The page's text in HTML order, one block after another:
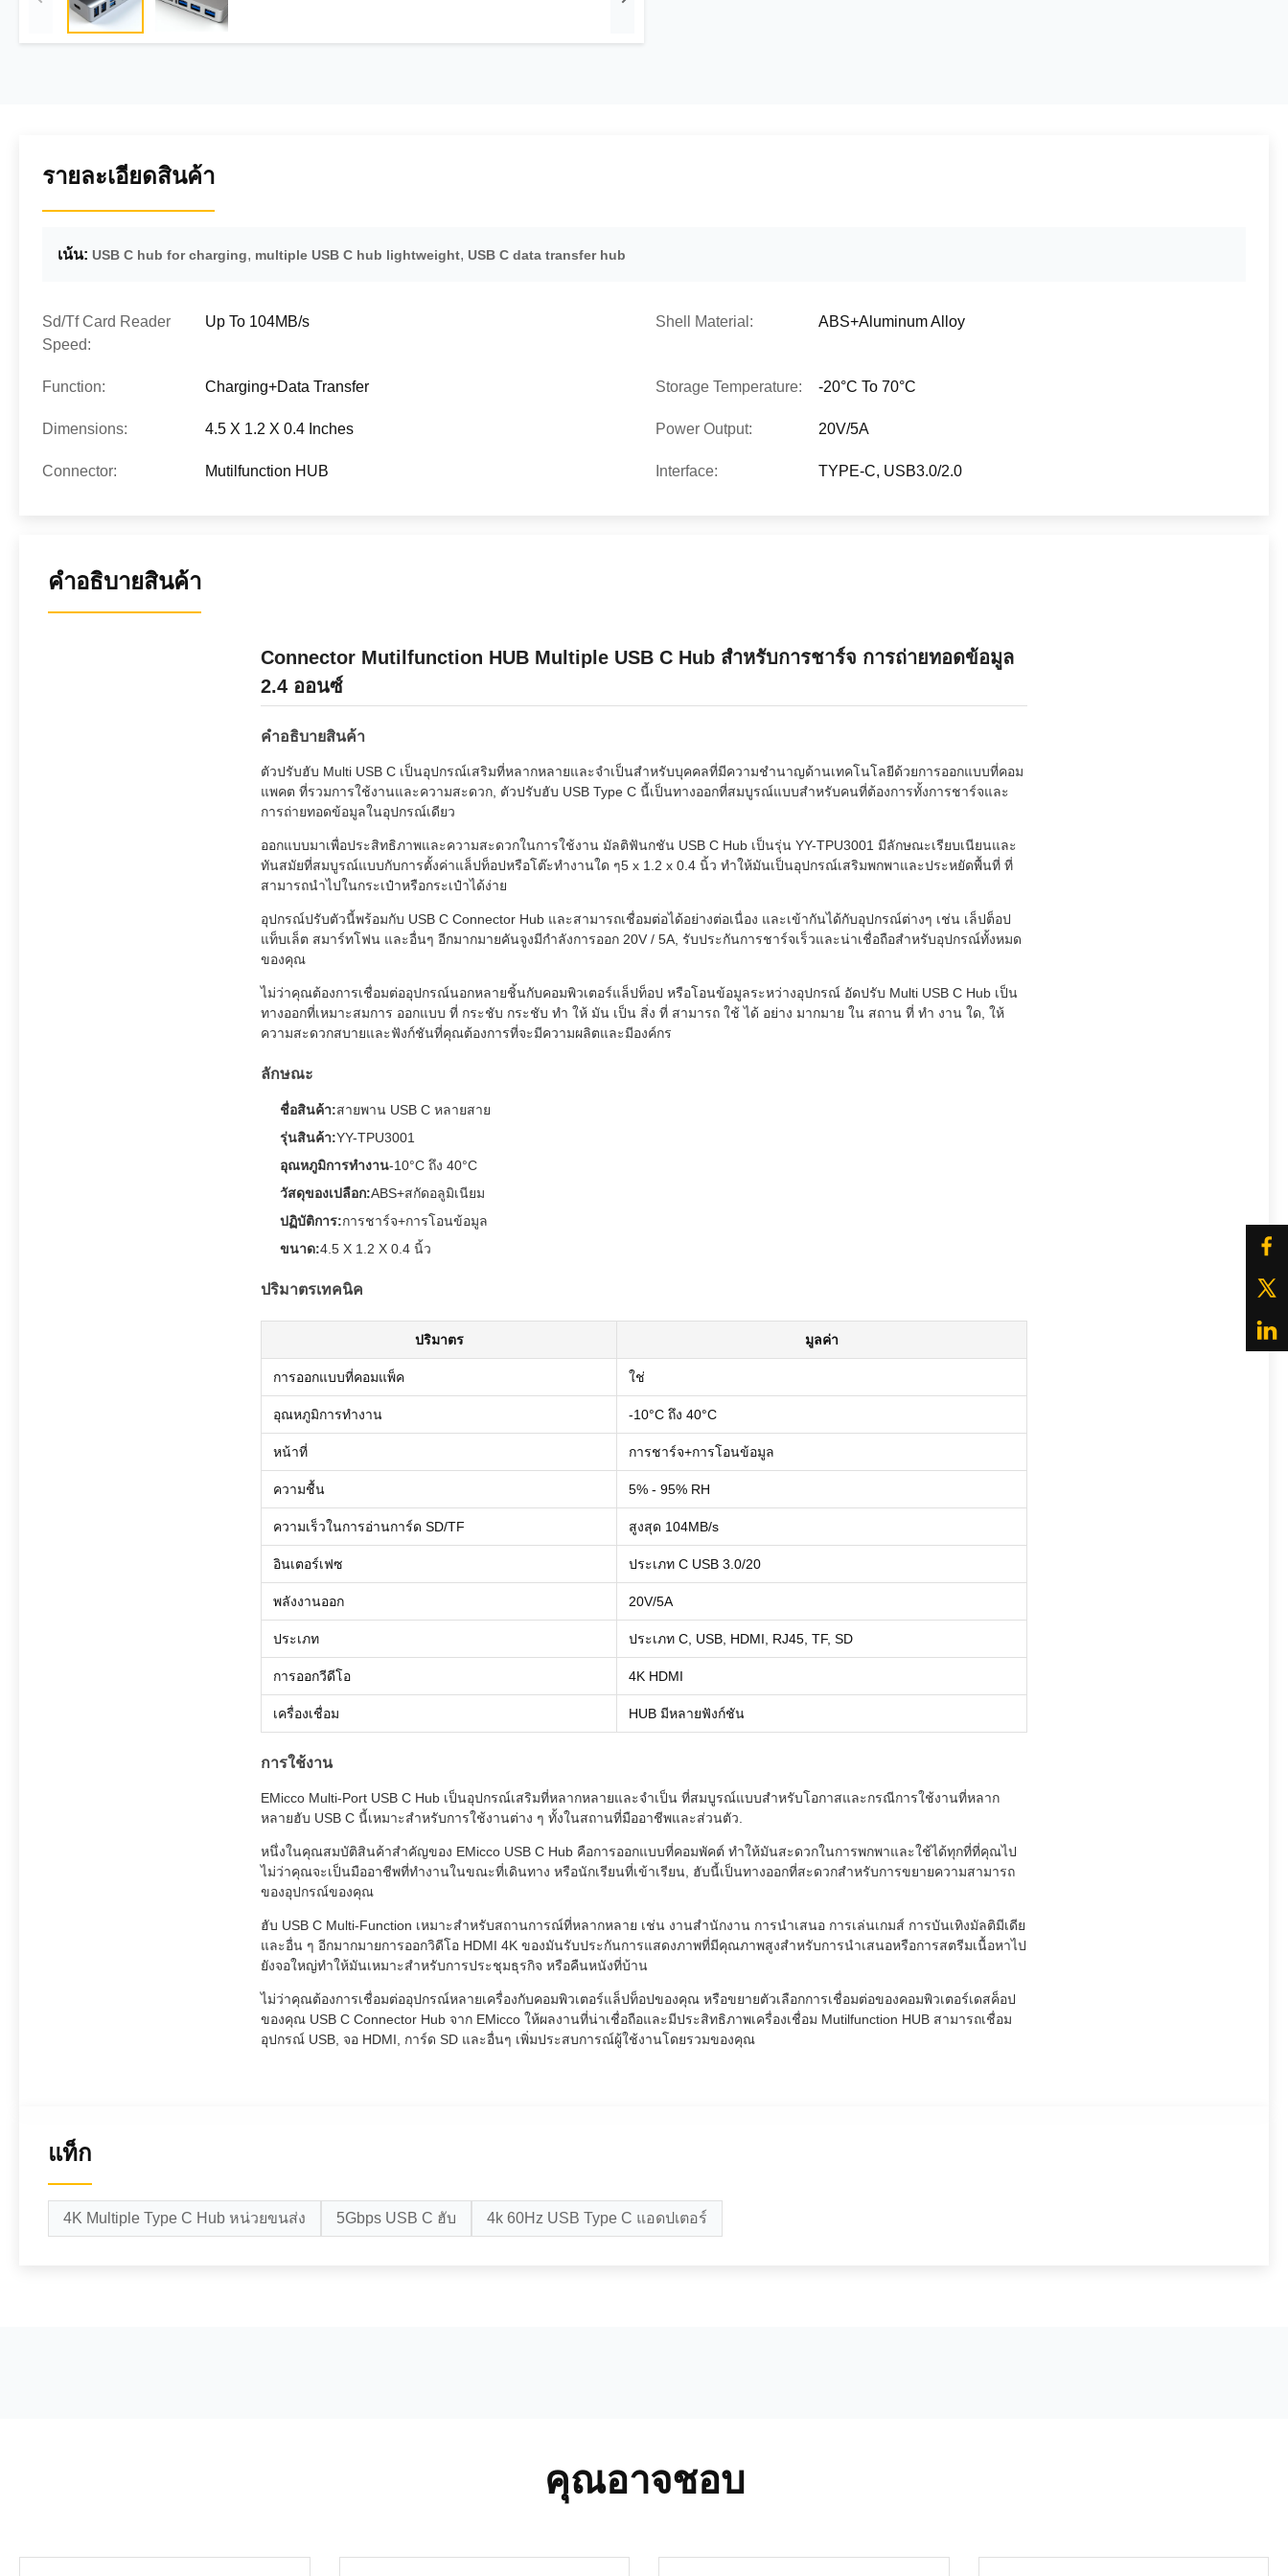
รายละเอียดสินค้า
เน้น: USB C hub for charging, multiple USB C hub lightweight, USB C data transfer hub
Sd/Tf Card Reader
Speed:
Up To 104MB/s Shell Material: ABS+Aluminum Alloy
Function: Charging+Data Transfer Storage Temperature: -20°C To 70°C
Dimensions: 4.5 X 1.2 X 0.4 Inches Power Output: 20V/5A
Connector: Mutilfunction HUB Interface: TYPE-C, USB3.0/2.0
คําอธิบายสินค้า
Connector Mutilfunction HUB Multiple USB C Hub สําหรับการชาร์จ การถ่ายทอดข้อมูล
2.4 ออนซ์
คําอธิบายสินค้า
ตัวปรับฮับ Multi USB C เป็นอุปกรณ์เสริมที่หลากหลายและจําเป็นสําหรับบุคคลที่มีความชํานาญด้านเทคโนโลยีด้วยการออกแบบที่คอม
แพคต ที่รวมการใช้งานและความสะดวก, ตัวปรับฮับ USB Type C นี้เป็นทางออกที่สมบูรณ์แบบสําหรับคนที่ต้องการทั้งการชาร์จและ
การถ่ายทอดข้อมูลในอุปกรณ์เดียว
ออกแบบมาเพื่อประสิทธิภาพและความสะดวกในการใช้งาน มัลติฟันกชัน USB C Hub เป็นรุ่น YY-TPU3001 มีลักษณะเรียบเนียนและ
ทันสมัยที่สมบูรณ์แบบกับการตั้งค่าแล็ปท็อปหรือโต๊ะทํางานใด ๆ5 x 1.2 x 0.4 นิ้ว ทําให้มันเป็นอุปกรณ์เสริมพกพาและประหยัดพื้นที่ ที่
สามารถนําไปในกระเป๋าหรือกระเป๋าได้ง่าย
อุปกรณ์ปรับตัวนี้พร้อมกับ USB C Connector Hub และสามารถเชื่อมต่อได้อย่างต่อเนื่อง และเข้ากันได้กับอุปกรณ์ต่างๆ เช่น เล็ปต็อป
แท็บเล็ต สมาร์ทโฟน และอื่นๆ อีกมากมายคันจูงมีกําลังการออก 20V / 5A, รับประกันการชาร์จเร็วและน่าเชื่อถือสําหรับอุปกรณ์ทั้งหมด
ของคุณ
ไม่ว่าคุณต้องการเชื่อมต่ออุปกรณ์นอกหลายชิ้นกับคอมพิวเตอร์แล็ปท็อป หรือโอนข้อมูลระหว่างอุปกรณ์ อัดปรับ Multi USB C Hub เป็น
ทางออกที่เหมาะสมการ ออกแบบ ที่ กระชับ กระชับ ทํา ให้ มัน เป็น สิ่ง ที่ สามารถ ใช้ ได้ อย่าง มากมาย ใน สถาน ที่ ทํา งาน ใด, ให้
ความสะดวกสบายและฟังก์ชันที่คุณต้องการที่จะมีความผลิตและมีองค์กร
ลักษณะ
ชื่อสินค้า:สายพาน USB C หลายสาย
รุ่นสินค้า:YY-TPU3001
อุณหภูมิการทํางาน-10°C ถึง 40°C
วัสดุของเปลือก:ABS+สกัดอลูมิเนียม
ปฏิบัติการ:การชาร์จ+การโอนข้อมูล
ขนาด:4.5 X 1.2 X 0.4 นิ้ว
ปริมาตรเทคนิค
ปริมาตร มูลค่า
การออกแบบที่คอมแพ็ค ใช่
อุณหภูมิการทํางาน -10°C ถึง 40°C
หน้าที่ การชาร์จ+การโอนข้อมูล
ความชื้น 5% - 95% RH
ความเร็วในการอ่านการ์ด SD/TF สูงสุด 104MB/s
อินเตอร์เฟซ ประเภท C USB 3.0/20
พลังงานออก 20V/5A
ประเภท ประเภท C, USB, HDMI, RJ45, TF, SD
การออกวีดีโอ 4K HDMI
เครื่องเชื่อม HUB มีหลายฟังก์ชัน
การใช้งาน
EMicco Multi-Port USB C Hub เป็นอุปกรณ์เสริมที่หลากหลายและจําเป็น ที่สมบูรณ์แบบสําหรับโอกาสและกรณีการใช้งานที่หลาก
หลายฮับ USB C นี้เหมาะสําหรับการใช้งานต่าง ๆ ทั้งในสถานที่มืออาชีพและส่วนตัว.
หนึ่งในคุณสมบัติสินค้าสําคัญของ EMicco USB C Hub คือการออกแบบที่คอมพัคต์ ทําให้มันสะดวกในการพกพาและใช้ได้ทุกที่ที่คุณไป
ไม่ว่าคุณจะเป็นมืออาชีพที่ทํางานในขณะที่เดินทาง หรือนักเรียนที่เข้าเรียน, ฮับนี้เป็นทางออกที่สะดวกสําหรับการขยายความสามารถ
ของอุปกรณ์ของคุณ
ฮับ USB C Multi-Function เหมาะสําหรับสถานการณ์ที่หลากหลาย เช่น งานสํานักงาน การนําเสนอ การเล่นเกมส์ การบันเทิงมัลติมีเดีย
และอื่น ๆ อีกมากมายการออกวิดีโอ HDMI 4K ของมันรับประกันการแสดงภาพที่มีคุณภาพสูงสําหรับการนําเสนอหรือการสตรีมเนื้อหาไป
ยังจอใหญ่ทําให้มันเหมาะสําหรับการประชุมธุรกิจ หรือคืนหนังที่บ้าน
ไม่ว่าคุณต้องการเชื่อมต่ออุปกรณ์หลายเครื่องกับคอมพิวเตอร์แล็ปท็อปของคุณ หรือขยายตัวเลือกการเชื่อมต่อของคอมพิวเตอร์เดสค็อป
ของคุณ USB C Connector Hub จาก EMicco ให้ผลงานที่น่าเชื่อถือและมีประสิทธิภาพเครื่องเชื่อม Mutilfunction HUB สามารถเชื่อม
อุปกรณ์ USB, จอ HDMI, การ์ด SD และอื่นๆ เพิ่มประสบการณ์ผู้ใช้งานโดยรวมของคุณ
แท็ก
4K Multiple Type C Hub หน่วยขนส่ง 5Gbps USB C ฮับ 4k 60Hz USB Type C แอดปเตอร์
คุณอาจชอบ